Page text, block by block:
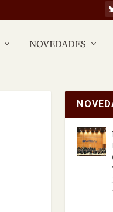
NOVEDADES